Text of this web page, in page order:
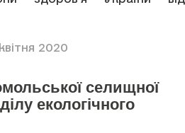
2020
селищної
екологічного